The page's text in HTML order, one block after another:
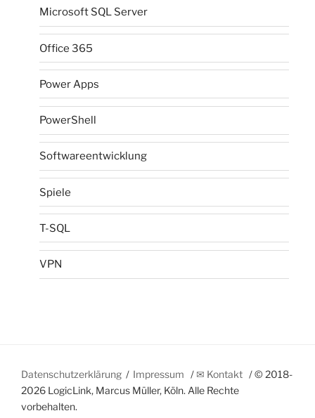
Microsoft SQL Server
Office 365
Power Apps
PowerShell
Softwareentwicklung
Spiele
T-SQL
VPN
Datenschutzerklärung Impressum ✉ Kontakt
© 2018-
2026 LogicLink, Marcus Müller, Köln. Alle Rechte
vorbehalten.